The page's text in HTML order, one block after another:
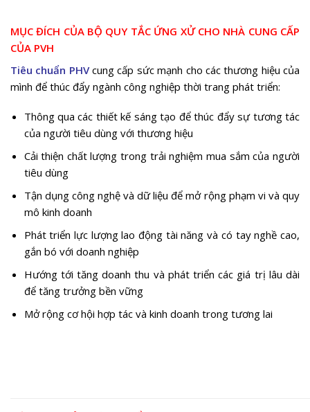
MỤC ĐÍCH CỦA BỘ QUY TẮC ỨNG XỬ CHO NHÀ CUNG CẤP
CỦA PVH
Tiêu chuẩn PHVcung cấp sức mạnh cho các thương hiệu của
mình để thúc đẩy ngành công nghiệp thời trang phát triển:
Thông qua các thiết kế sáng tạo để thúc đẩy sự tương tác
của người tiêu dùng với thương hiệu
Cải thiện chất lượng trong trải nghiệm mua sắm của người
tiêu dùng
Tận dụng công nghệ và dữ liệu để mở rộng phạm vi và quy
mô kinh doanh
Phát triển lực lượng lao động tài năng và có tay nghề cao,
gắn bó với doanh nghiệp
Hướng tới tăng doanh thu và phát triển các giá trị lâu dài
để tăng trưởng bền vững
Mở rộng cơ hội hợp tác và kinh doanh trong tương lai